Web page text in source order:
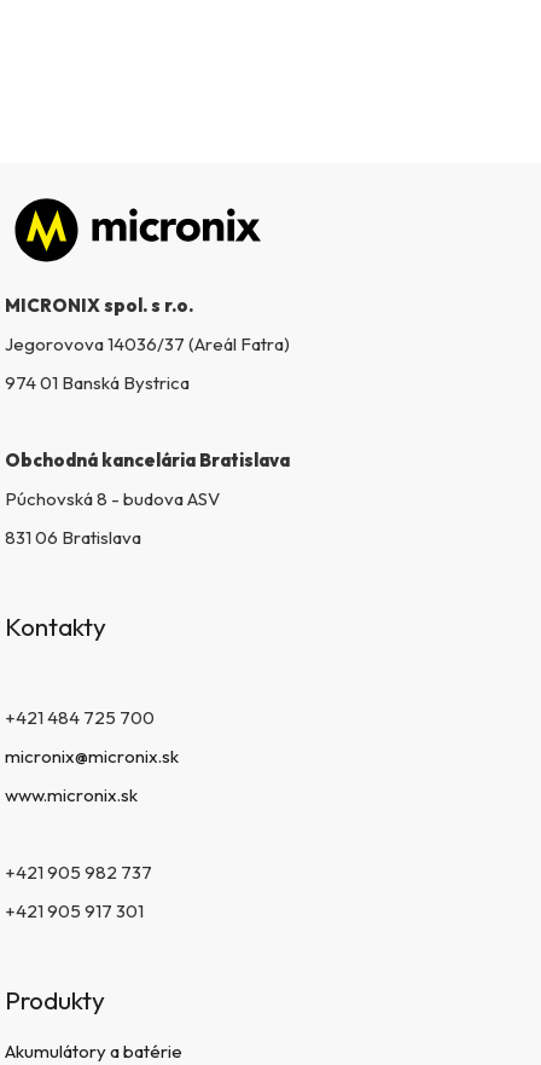
Zápätie
MICRONIX spol. s r.o.
Jegorovova 14036/37 (Areál Fatra)
974 01 Banská Bystrica
Obchodná kancelária Bratislava
Púchovská 8 - budova ASV
831 06 Bratislava
Kontakty
+421 484 725 700
micronix@micronix.sk
www.micronix.sk
+421 905 982 737
+421 905 917 301
Produkty
Akumulátory a batérie